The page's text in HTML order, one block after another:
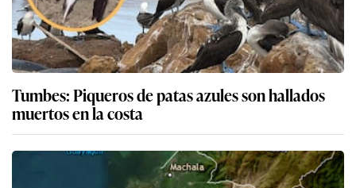
Tumbes: Piqueros de patas azules son hallados
muertos en la costa